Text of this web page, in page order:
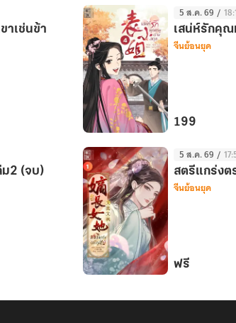
ที
เถอะ
เล่ม
2
นางเอก
ไม่ใช่
คนดี
ข้า
ควร
เป็น
นาง
ร้าย
ต่อ
หรือ
ไม่
เล่ม
2
าเช่นข้า
รัก
คุณ
หนู
ต่าง
สกุล
เล่ม
4
5 ส.ค. 69 /
เสน่ห์รักคุณ
จีนย้อนยุค
199
ม2 (จบ)
แกร่ง
5 ส.ค. 69 /
สตรีแกร่งต
จีนย้อนยุค
ฟรี